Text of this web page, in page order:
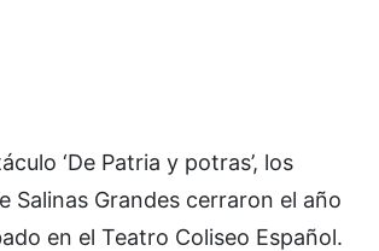
‘De Patria y potras’, los
Salinas Grandes cerraron el año
en el Teatro Coliseo Español.